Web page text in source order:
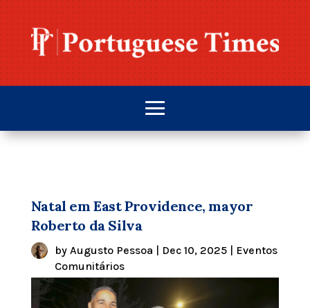
Natal em East Providence, mayor
Roberto da Silva
by Augusto Pessoa | Dec 10, 2025| Eventos
Comunitários